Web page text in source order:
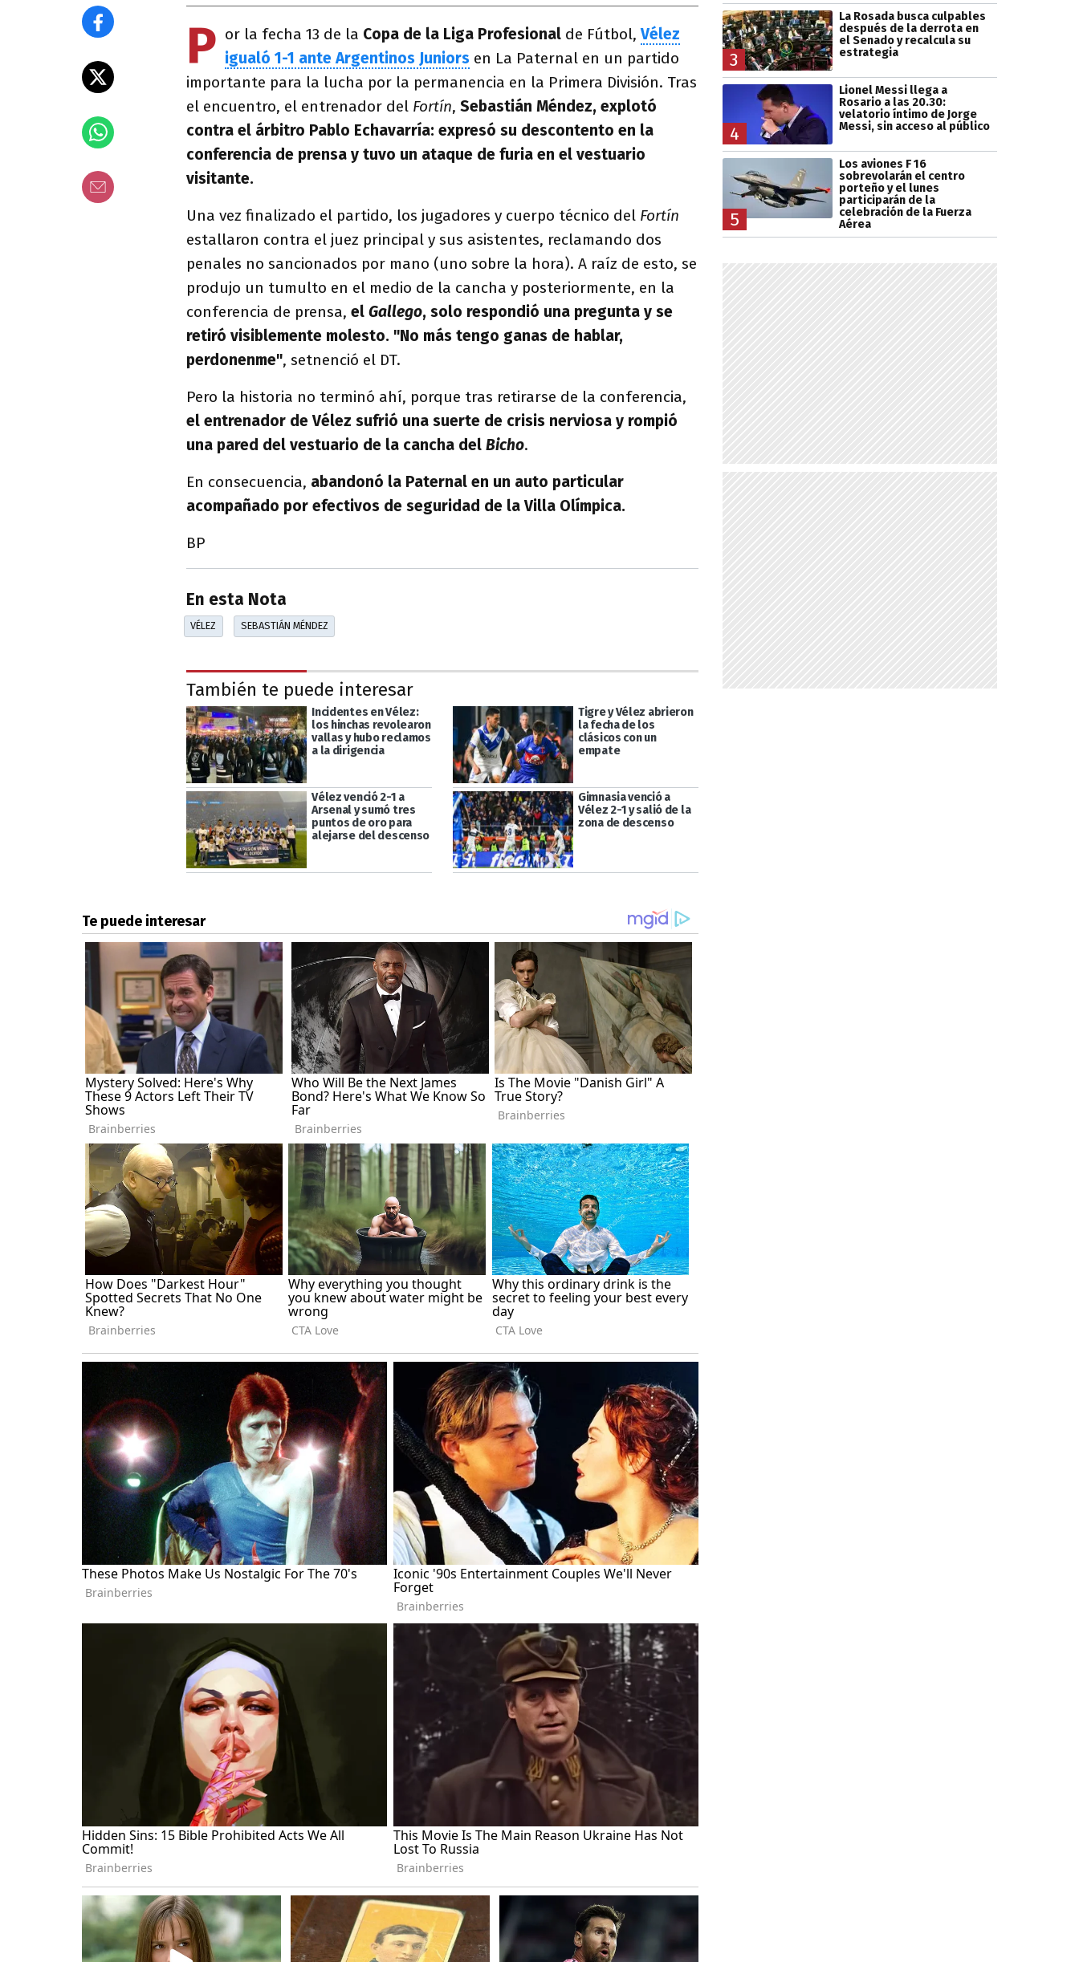
P or la fecha 13 de la Copa de la Liga Profesional de Fútbol,Vélez
igualó 1-1 ante Argentinos Juniors en La Paternal en un partido
importante para la lucha por la permanencia en la Primera División. Tras
el encuentro, el entrenador del Fortín, Sebastián Méndez, explotó
contra el árbitro Pablo Echavarría: expresó su descontento en la
conferencia de prensa y tuvo un ataque de furia en el vestuario
visitante.
Una vez finalizado el partido, los jugadores y cuerpo técnico del Fortín
estallaron contra el juez principal y sus asistentes, reclamando dos
penales no sancionados por mano (uno sobre la hora). A raíz de esto, se
produjo un tumulto en el medio de la cancha y posteriormente, en la
conferencia de prensa, el Gallego, solo respondió una pregunta y se
retiró visiblemente molesto. "No más tengo ganas de hablar,
perdonenme", setnenció el DT.
Pero la historia no terminó ahí, porque tras retirarse de la conferencia,
el entrenador de Vélez sufrió una suerte de crisis nerviosa y rompió
una pared del vestuario de la cancha del Bicho.
En consecuencia, abandonó la Paternal en un auto particular
acompañado por efectivos de seguridad de la Villa Olímpica.
BP
En esta Nota
VÉLEZ SEBASTIÁN MÉNDEZ
También te puede interesar
Incidentes en Vélez:
los hinchas revolearon
vallas y hubo reclamos
a la dirigencia
Tigre y Vélez abrieron
la fecha de los
clásicos con un
empate
Vélez venció 2-1 a
Arsenal y sumó tres
puntos de oro para
alejarse del descenso
Gimnasia venció a
Vélez 2-1 y salió de la
zona de descenso
3
La Rosada busca culpables
después de la derrota en
el Senado y recalcula su
estrategia
4
Lionel Messi llega a
Rosario a las 20.30:
velatorio íntimo de Jorge
Messi, sin acceso al público
5
Los aviones F 16
sobrevolarán el centro
porteño y el lunes
participarán de la
celebración de la Fuerza
Aérea